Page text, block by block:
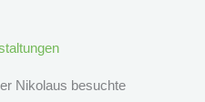
Nikolaus besuchte